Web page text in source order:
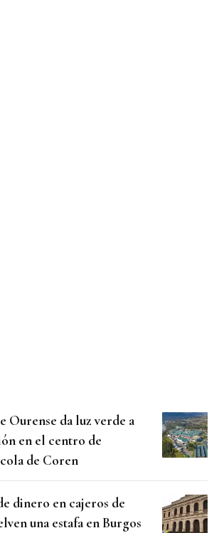
Ourense da luz verde a
en el centro de
de Coren
dinero en cajeros de
una estafa en Burgos